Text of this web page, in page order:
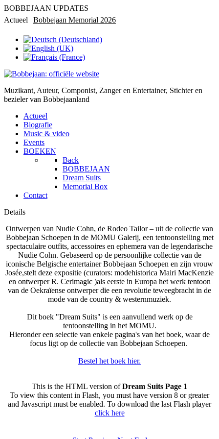
BOBBEJAAN UPDATES
Actueel
Bobbejaan Memorial 2026
Muzikant, Auteur, Componist, Zanger en Entertainer, Stichter en
bezieler van Bobbejaanland
Actueel
Biografie
Music & video
Events
BOEKEN
Back
BOBBEJAAN
Dream Suits
Memorial Box
Contact
Details
Ontwerpen van Nudie Cohn, de Rodeo Tailor – uit de collectie van
Bobbejaan Schoepen in de MOMU Galerij, een tentoonstelling met
spectaculaire outfits, accessoires en ephemera van de legendarische
Nudie Cohn. Gebaseerd op de persoonlijke collectie van de
iconische Belgische entertainer Bobbejaan Schoepen en zijn vrouw
Josée,stelt deze expositie (curators: modehistorica Mairi MacKenzie
en ontwerper R. Cerimagic )als eerste in Europa het werk tentoon
van de Oekraïense ontwerper die een revolutie teweegbracht in de
mode van de country & westernmuziek.
Dit boek "Dream Suits" is een aanvullend werk op de
tentoonstelling in het MOMU.
Hieronder een selectie van enkele pagina's van het boek, waar de
focus ligt op de collectie van Bobbejaan Schoepen.
Bestel het boek hier.
This is the HTML version ofDream Suits Page 1
To view this content in Flash, you must have version 8 or greater
and Javascript must be enabled. To download the last Flash player
click here